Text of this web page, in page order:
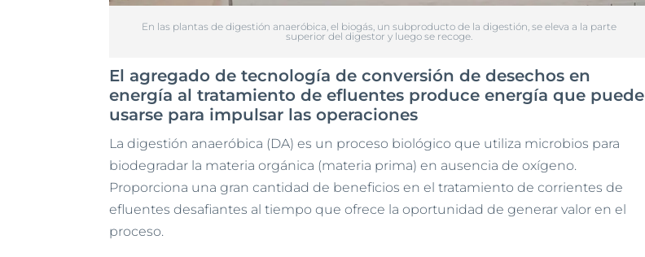
En las plantas de digestión anaeróbica, el biogás, un subproducto de la digestión, se eleva a la parte
superior del digestor y luego se recoge.
El agregado de tecnología de conversión de desechos en
energía al tratamiento de efluentes produce energía que puede
usarse para impulsar las operaciones
La digestión anaeróbica (DA) es un proceso biológico que utiliza microbios para
biodegradar la materia orgánica (materia prima) en ausencia de oxígeno.
Proporciona una gran cantidad de beneficios en el tratamiento de corrientes de
efluentes desafiantes al tiempo que ofrece la oportunidad de generar valor en el
proceso.